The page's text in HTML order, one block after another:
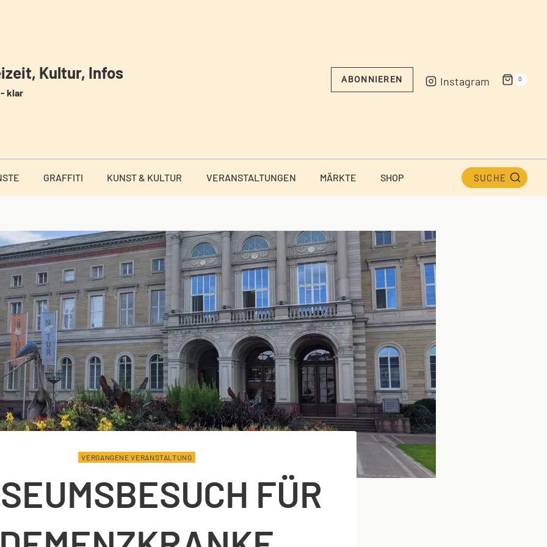
Kultur, Infos
klar
ABONNIEREN Instagram 0
GRAFFITI KUNST & KULTUR VERANSTALTUNGEN MÄRKTE SHOP SUCHE
VERGANGENE VERANSTALTUNG
FÜR